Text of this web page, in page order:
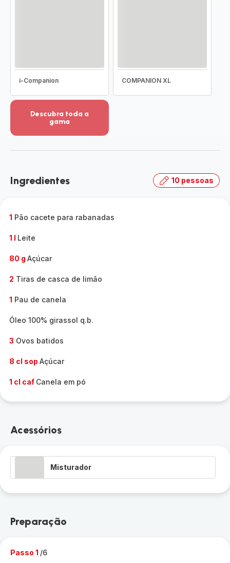
i-Companion COMPANION XL
Descubra toda a
gama
detalhes
toda
Ingredientes 10 pessoas
1 Pão cacete para rabanadas
1 l Leite
80 g Açúcar
2 Tiras de casca de limão
1 Pau de canela
Óleo 100% girassol q.b.
3 Ovos batidos
8 cl sop Açúcar
1 cl caf Canela em pó
Acessórios
Misturador
Preparação
Passo 1 /6